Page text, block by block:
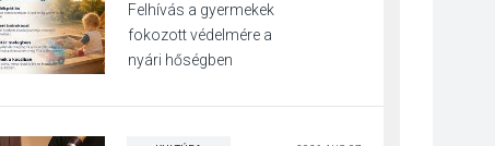
Felhívás a gyermekek
fokozott védelmére a
nyári hőségben